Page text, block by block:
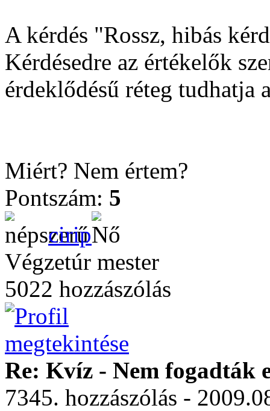
A kérdés "Rossz, hibás
Kérdésedre az értékelők
érdeklődésű réteg tudhatja
Miért? Nem értem?
Pontszám: 5
cirip
Végzetúr mester
5022 hozzászólás
Re: Kvíz - Nem fogadták
7345. hozzászólás -